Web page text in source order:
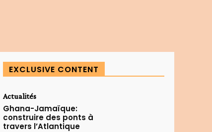
EXCLUSIVE CONTENT
Actualités
Ghana-Jamaïque:
construire des ponts à
travers l’Atlantique